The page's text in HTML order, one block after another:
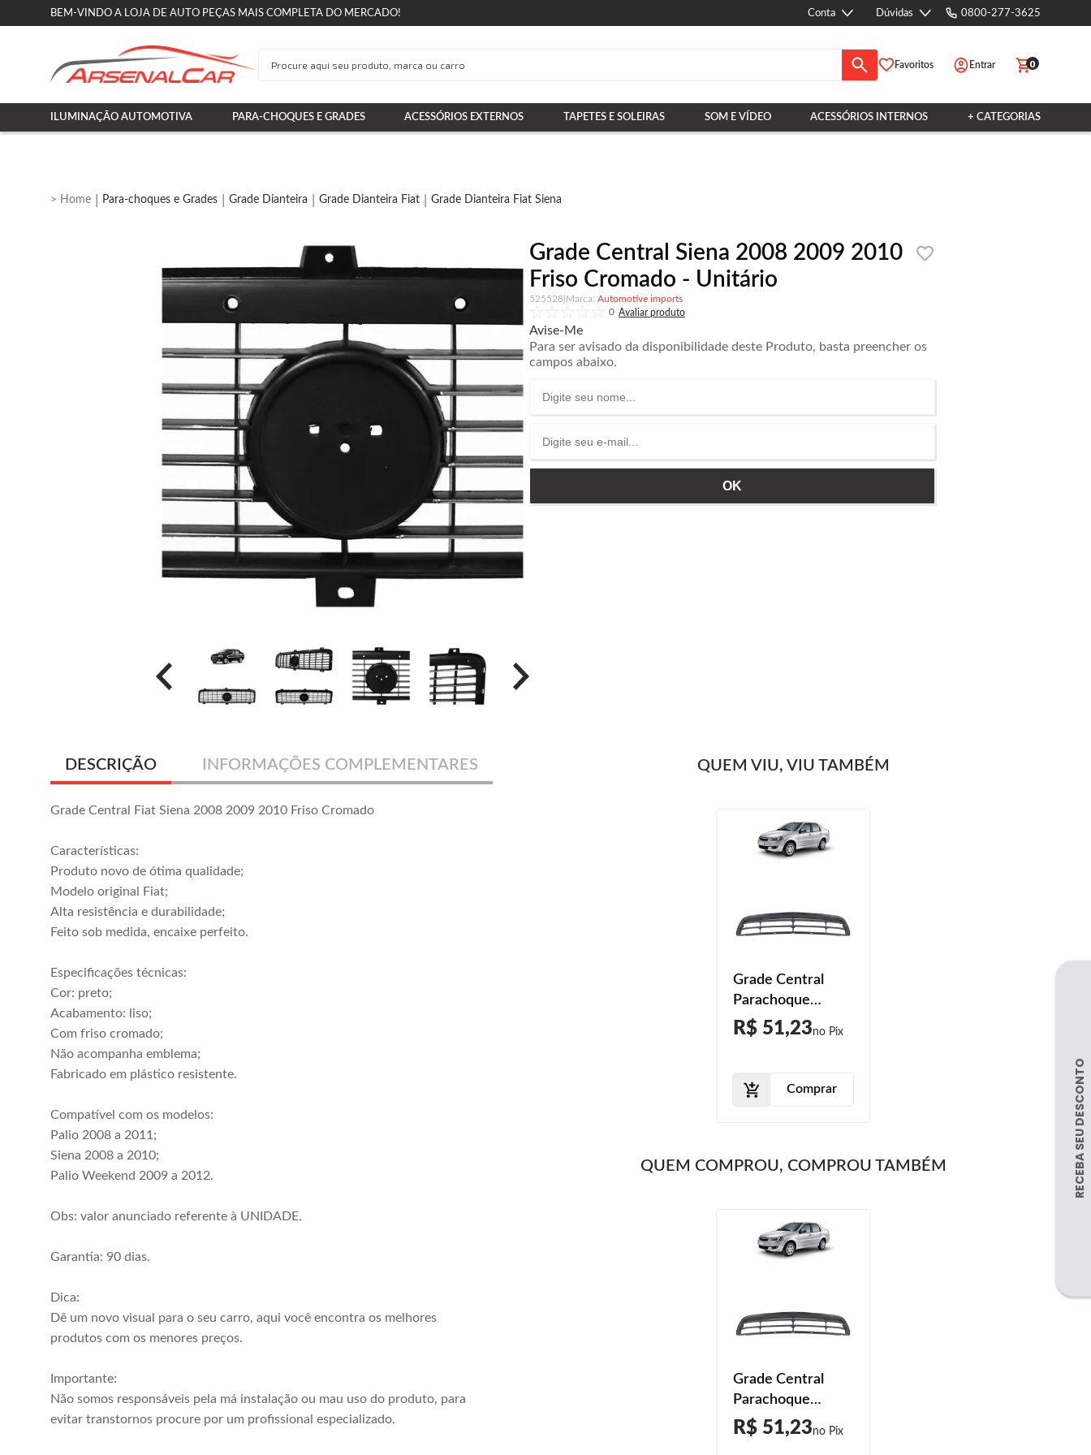
BEM-VINDO A LOJA DE AUTO PEÇAS MAIS COMPLETA DO MERCADO! Conta Dúvidas 0800-277-3625
Favoritos Entrar 0
ILUMINAÇÃO AUTOMOTIVA PARA-CHOQUES E GRADES ACESSÓRIOS EXTERNOS TAPETES E SOLEIRAS SOM E VÍDEO ACESSÓRIOS INTERNOS + CATEGORIAS
Para-choques e Grades Grade Dianteira Grade Dianteira Fiat Grade Dianteira Fiat Siena
Grade Central Siena 2008 2009 2010
Friso Cromado - Unitário
525528
Automotive imports
0
Avise-Me
Para ser avisado da disponibilidade deste Produto, basta preencher os
campos abaixo.
DESCRIÇÃO INFORMAÇÕES COMPLEMENTARES
Grade Central Fiat Siena 2008 2009 2010 Friso Cromado
Características:
Produto novo de ótima qualidade;
Modelo original Fiat;
Alta resistência e durabilidade;
Feito sob medida, encaixe perfeito.
Especificações técnicas:
Cor: preto;
Acabamento: liso;
Com friso cromado;
Não acompanha emblema;
Fabricado em plástico resistente.
Compatível com os modelos:
Palio 2008 a 2011;
Siena 2008 a 2010;
Palio Weekend 2009 a 2012.
Obs: valor anunciado referente à UNIDADE.
Garantia: 90 dias.
Dica:
Dê um novo visual para o seu carro, aqui você encontra os melhores
produtos com os menores preços.
Importante:
Não somos responsáveis pela má instalação ou mau uso do produto, para
evitar transtornos procure por um profissional especializado.
QUEM VIU, VIU TAMBÉM
Grade Central
Parachoque
Dianteiro Siena
Fire 2011 2012
R$ 51,23
Comprar
QUEM COMPROU, COMPROU TAMBÉM
Grade Central
Parachoque
Dianteiro Siena
Fire 2011 2012
R$ 51,23